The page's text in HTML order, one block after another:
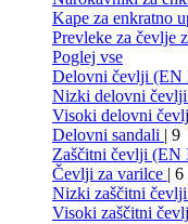
Kape za enkratno
Prevleke za čevlje
Poglej vse
Delovni čevlji (EN
Nizki delovni čevlji
Visoki delovni
Delovni sandali | 9
Zaščitni čevlji (EN
Čevlji za varilce | 6
Nizki zaščitni čevlji
Visoki zaščitni